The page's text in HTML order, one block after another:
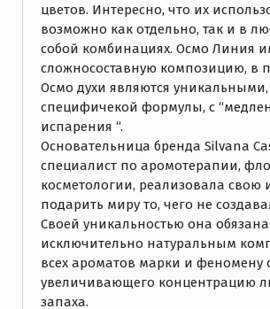
цветов. Интересно, что их
возможно как отдельно, так и в
собой комбинациях. Осмо Линия
сложносоставную композицию, в
Осмо духи являются уникальными,
специфичекой формулы, с
испарения “.
Основательница бренда Silvana
специалист по аромотерапии,
косметологии, реализовала свою
подарить миру то, чего не
Своей уникальностью она обязана
исключительно натуральным
всех ароматов марки и феномену
увеличивающего концентрацию
запаха.